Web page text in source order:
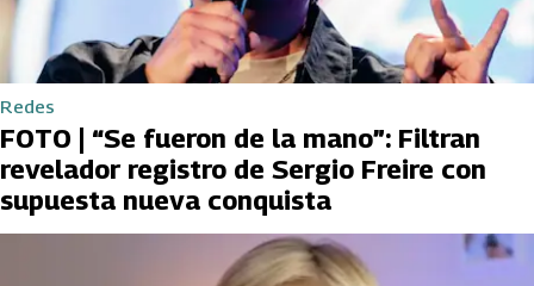
Redes
FOTO | “Se fueron de la mano”: Filtran
revelador registro de Sergio Freire con
supuesta nueva conquista